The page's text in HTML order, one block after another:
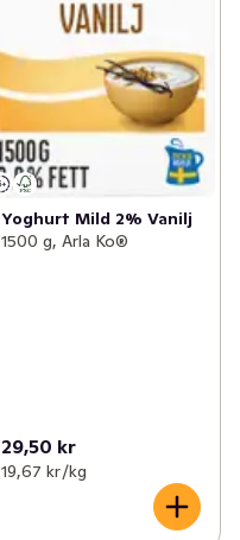
Yoghurt Mild 2% Vanilj
1500 g, Arla Ko®
29,50 kr
19,67 kr /kg